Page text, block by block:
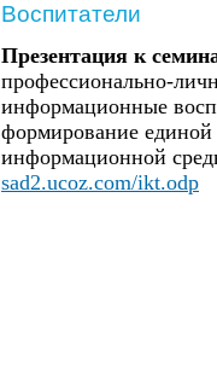
Воспитатели
Презентация к
профессионально-
информационные
формирование единой
информационной
sad2.ucoz.com/ikt.odp